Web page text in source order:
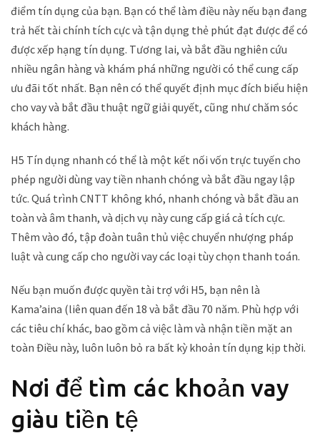
điểm tín dụng của bạn. Bạn có thể làm điều này nếu bạn đang
trả hết tài chính tích cực và tận dụng thẻ phút đạt được để có
được xếp hạng tín dụng. Tương lai, và bắt đầu nghiên cứu
nhiều ngân hàng và khám phá những người có thể cung cấp
ưu đãi tốt nhất. Bạn nên có thể quyết định mục đích biểu hiện
cho vay và bắt đầu thuật ngữ giải quyết, cũng như chăm sóc
khách hàng.
H5 Tín dụng nhanh có thể là một kết nối vốn trực tuyến cho
phép người dùng vay tiền nhanh chóng và bắt đầu ngay lập
tức. Quá trình CNTT không khó, nhanh chóng và bắt đầu an
toàn và âm thanh, và dịch vụ này cung cấp giá cả tích cực.
Thêm vào đó, tập đoàn tuân thủ việc chuyển nhượng pháp
luật và cung cấp cho người vay các loại tùy chọn thanh toán.
Nếu bạn muốn được quyền tài trợ với H5, bạn nên là
Kama’aina (liên quan đến 18 và bắt đầu 70 năm. Phù hợp với
các tiêu chí khác, bao gồm cả việc làm và nhận tiền mặt an
toàn Điều này, luôn luôn bỏ ra bất kỳ khoản tín dụng kịp thời.
Nơi để tìm các khoản vay
giàu tiền tệ